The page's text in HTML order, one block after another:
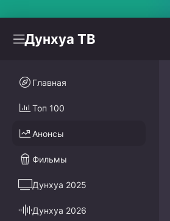
Дунхуа ТВ
Главная
Топ 100
Анонсы
Фильмы
Дунхуа 2025
Дунхуа 2026